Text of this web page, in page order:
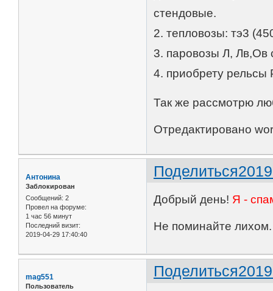
стендовые.
2. тепловозы: тэ3
3. паровозы Л, Лв,Ов
4. приобрету
Так же рассмотрю
Отредактировано
Поделиться
Антонина
Заблокирован
Сообщений: 2
Провел на форуме:
1 час 56 минут
Последний визит:
2019-04-29 17:40:40
Добрый день! Я -
Не поминайте лихом.
Поделиться
mag551
Пользователь